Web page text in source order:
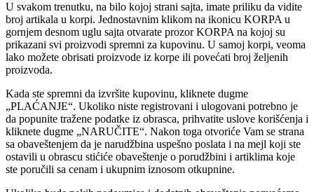
U svakom trenutku, na bilo kojoj strani sajta, imate priliku da vidite
broj artikala u korpi. Jednostavnim klikom na ikonicu KORPA u
gornjem desnom uglu sajta otvarate prozor KORPA na kojoj su
prikazani svi proizvodi spremni za kupovinu. U samoj korpi, veoma
lako možete obrisati proizvode iz korpe ili povećati broj željenih
proizvoda.
Kada ste spremni da izvršite kupovinu, kliknete dugme
„PLAĆANJE“. Ukoliko niste registrovani i ulogovani potrebno je
da popunite tražene podatke iz obrasca, prihvatite uslove korišćenja i
kliknete dugme „NARUČITE“. Nakon toga otvoriće Vam se strana
sa obaveštenjem da je narudžbina uspešno poslata i na mejl koji ste
ostavili u obrascu stićiće obaveštenje o porudžbini i artiklima koje
ste poručili sa cenam i ukupnim iznosom otkupnine.